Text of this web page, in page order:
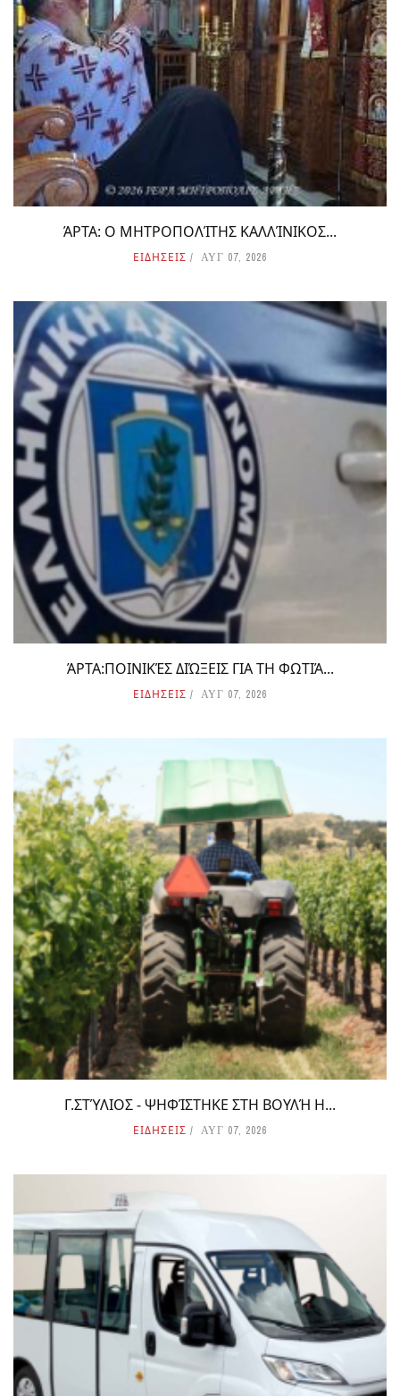
ΆΡΤΑ: Ο ΜΗΤΡΟΠΟΛΊΤΗΣ ΚΑΛΛΊΝΙΚΟΣ...
ΕΙΔΗΣΕΙΣ ΑΥΓ 07, 2026
ΆΡΤΑ:ΠΟΙΝΙΚΈΣ ΔΙΏΞΕΙΣ ΓΙΑ ΤΗ ΦΩΤΙΆ...
ΕΙΔΗΣΕΙΣ ΑΥΓ 07, 2026
Γ.ΣΤΎΛΙΟΣ - ΨΗΦΊΣΤΗΚΕ ΣΤΗ ΒΟΥΛΉ Η...
ΕΙΔΗΣΕΙΣ ΑΥΓ 07, 2026